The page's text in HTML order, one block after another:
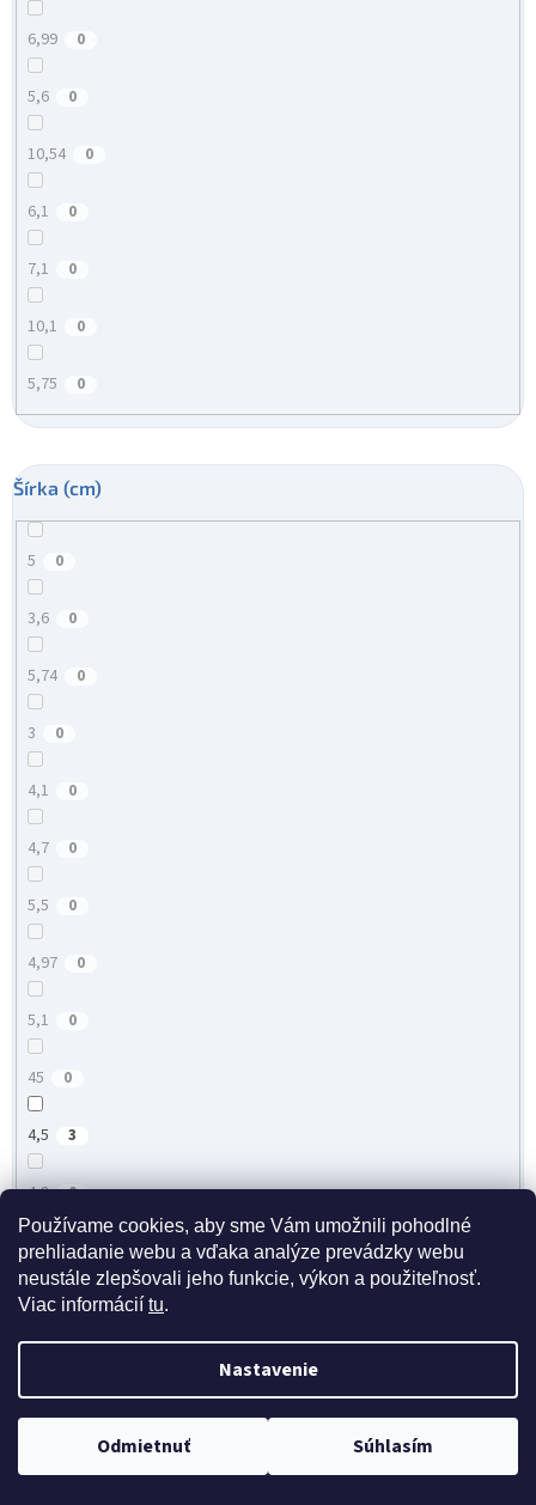
Používame cookies, aby sme Vám umožnili pohodlné
prehliadanie webu a vďaka analýze prevádzky webu
neustále zlepšovali jeho funkcie, výkon a použiteľnosť.
Viac informácií tu.
Nastavenie
Odmietnuť Súhlasím
Doprava zdarma pri nákupe nad 40 eur
6,99 0
5,6 0
10,54 0
6,1 0
7,1 0
10,1 0
5,75 0
Šírka (cm)
5 0
3,6 0
5,74 0
3 0
4,1 0
4,7 0
5,5 0
4,97 0
5,1 0
45 0
4,5 3
4,8 0
4,57 0
3,5 0
4 0
3,8 0